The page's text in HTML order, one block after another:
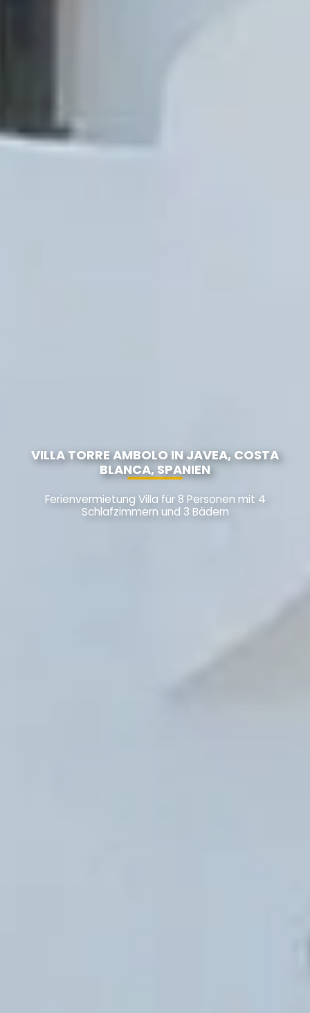
VILLA TORRE AMBOLO IN JAVEA, COSTA
BLANCA, SPANIEN
Ferienvermietung Villa für 8 Personen mit 4
Schlafzimmern und 3 Bädern